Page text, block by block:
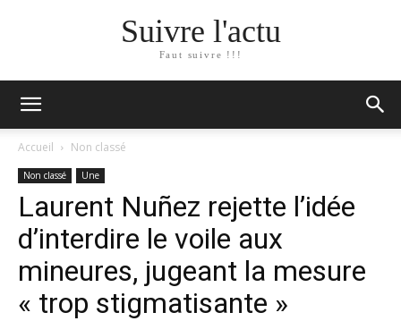
Suivre l'actu
Faut suivre !!!
Accueil Non classé
Non classé Une
Laurent Nuñez rejette l’idée
d’interdire le voile aux
mineures, jugeant la mesure
« trop stigmatisante »